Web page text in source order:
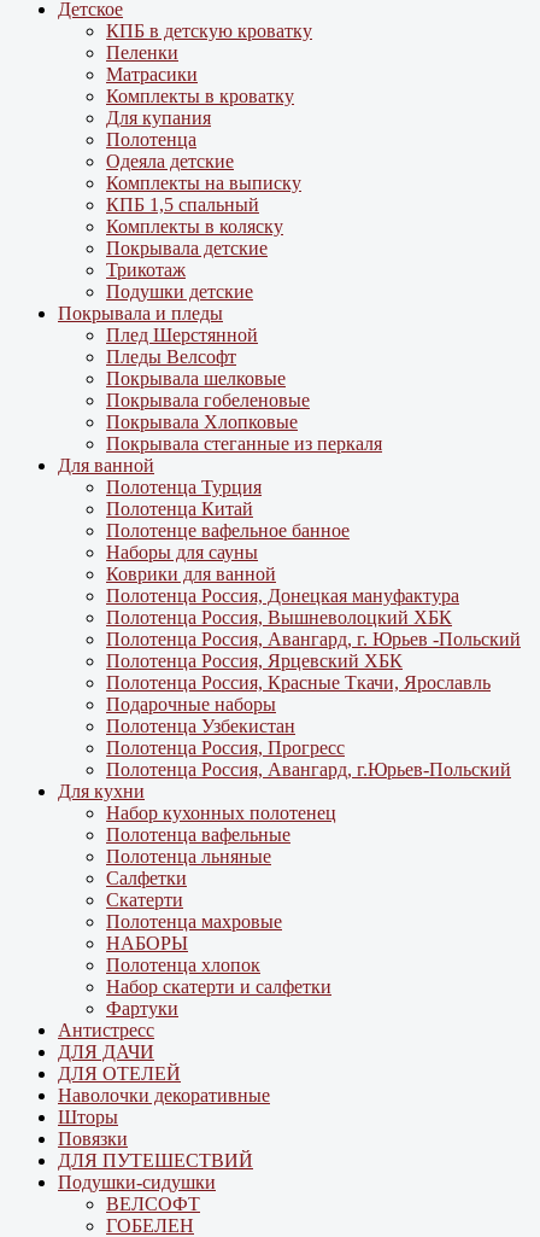
Детское
КПБ в детскую кроватку
Пеленки
Матрасики
Комплекты в кроватку
Для купания
Полотенца
Одеяла детские
Комплекты на выписку
КПБ 1,5 спальный
Комплекты в коляску
Покрывала детские
Трикотаж
Подушки детские
Покрывала и пледы
Плед Шерстянной
Пледы Велсофт
Покрывала шелковые
Покрывала гобеленовые
Покрывала Хлопковые
Покрывала стеганные из перкаля
Для ванной
Полотенца Турция
Полотенца Китай
Полотенце вафельное банное
Наборы для сауны
Коврики для ванной
Полотенца Россия, Донецкая мануфактура
Полотенца Россия, Вышневолоцкий ХБК
Полотенца Россия, Авангард, г. Юрьев -Польский
Полотенца Россия, Ярцевский ХБК
Полотенца Россия, Красные Ткачи, Ярославль
Подарочные наборы
Полотенца Узбекистан
Полотенца Россия, Прогресс
Полотенца Россия, Авангард, г.Юрьев-Польский
Для кухни
Набор кухонных полотенец
Полотенца вафельные
Полотенца льняные
Салфетки
Скатерти
Полотенца махровые
НАБОРЫ
Полотенца хлопок
Набор скатерти и салфетки
Фартуки
Антистресс
ДЛЯ ДАЧИ
ДЛЯ ОТЕЛЕЙ
Наволочки декоративные
Шторы
Повязки
ДЛЯ ПУТЕШЕСТВИЙ
Подушки-сидушки
ВЕЛСОФТ
ГОБЕЛЕН